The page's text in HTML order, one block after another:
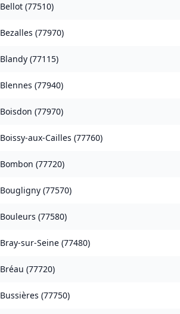
Bellot (77510)
Bezalles (77970)
Blandy (77115)
Blennes (77940)
Boisdon (77970)
Boissy-aux-Cailles (77760)
Bombon (77720)
Bougligny (77570)
Bouleurs (77580)
Bray-sur-Seine (77480)
Bréau (77720)
Bussières (77750)